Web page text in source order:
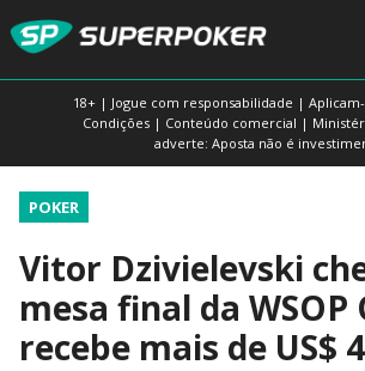
18+ | Jogue com responsabilidade |
Condições | Conteúdo comercial |
adverte: Aposta não é
POKER
Vitor Dzivielevski
mesa final da WSOP
recebe mais de US$